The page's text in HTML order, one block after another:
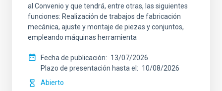
al Convenio y que tendrá, entre otras, las siguientes
funciones: Realización de trabajos de fabricación
mecánica, ajuste y montaje de piezas y conjuntos,
empleando máquinas herramienta
Fecha de publicación
13/07/2026
Plazo de presentación hasta el
10/08/2026
Abierto